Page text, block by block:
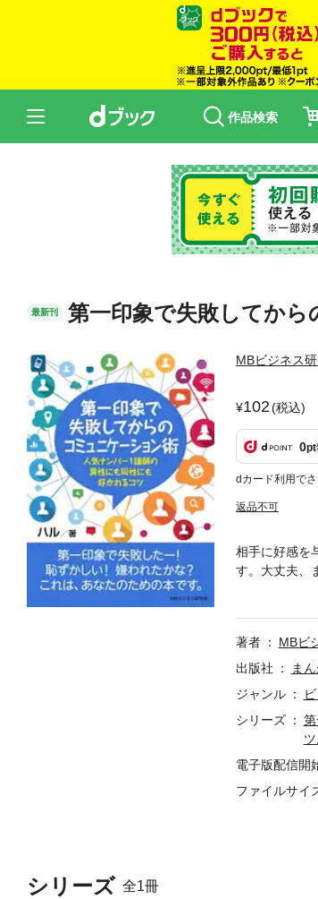
作品検索
最新刊 第一印象で失敗してから
MBビジネス
102(税込)
0pt
dカード利用で
返品不可
シリーズ 全1冊
相手に好感を
す。大丈夫、
ました。塾
変えようと考
法はないだろ
ったのです。
方法を本書で
す。同性は
が欲しい、ま
著者 MBビ
出版社
ま
ジャンル
シリーズ
ツ
電子版配信開
ファイルサイ